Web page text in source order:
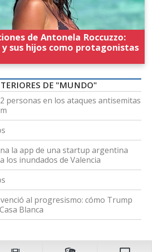
de Antonela Roccuzzo:
sus hijos como protagonistas
DE "MUNDO"
personas en los ataques antisemitas
la app de una startup argentina
los inundados de Valencia
al progresismo: cómo Trump
Blanca